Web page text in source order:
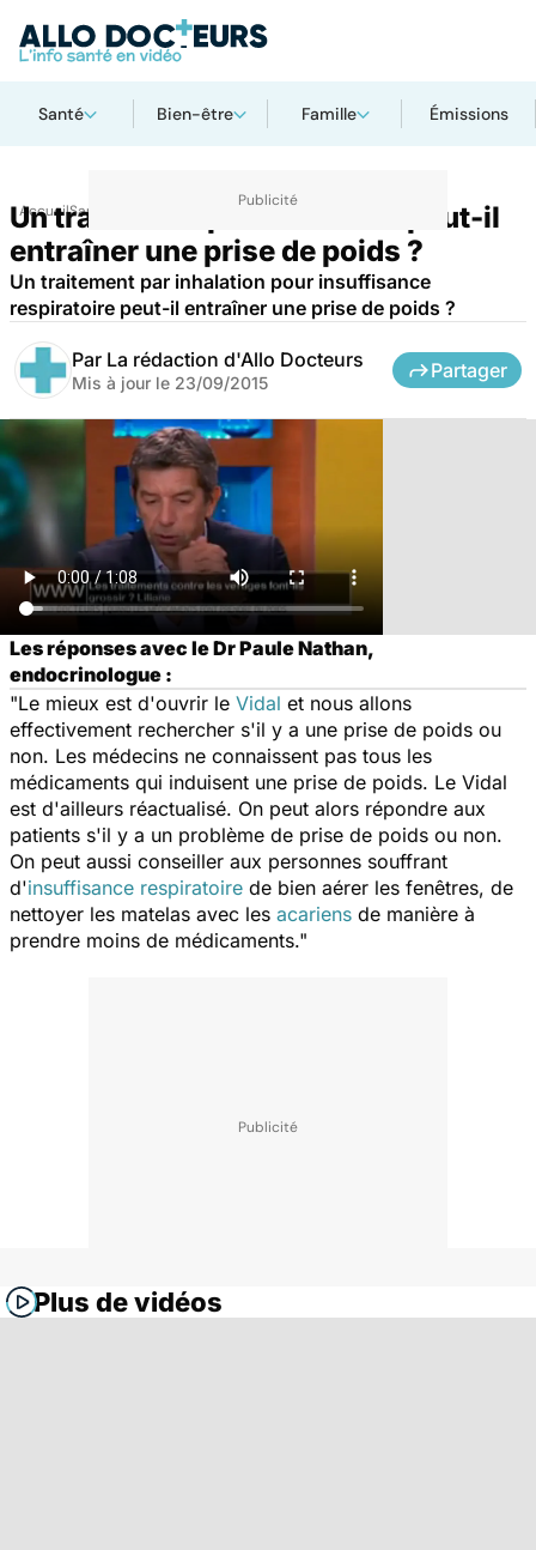
Santé Bien-être Famille Émissions
AccueilSanté
Un traitement par inhalation peut-il
entraîner une prise de poids ?
Un traitement par inhalation pour insuffisance
respiratoire peut-il entraîner une prise de poids ?
Par La rédaction d'Allo Docteurs
Mis à jour le 23/09/2015
Partager
Les réponses avec le Dr Paule Nathan,
endocrinologue :
"Le mieux est d'ouvrir le Vidal et nous allons
effectivement rechercher s'il y a une prise de poids ou
non. Les médecins ne connaissent pas tous les
médicaments qui induisent une prise de poids. Le Vidal
est d'ailleurs réactualisé. On peut alors répondre aux
patients s'il y a un problème de prise de poids ou non.
On peut aussi conseiller aux personnes souffrant
d'insuffisance respiratoire de bien aérer les fenêtres, de
nettoyer les matelas avec les acariens de manière à
prendre moins de médicaments."
Plus de vidéos